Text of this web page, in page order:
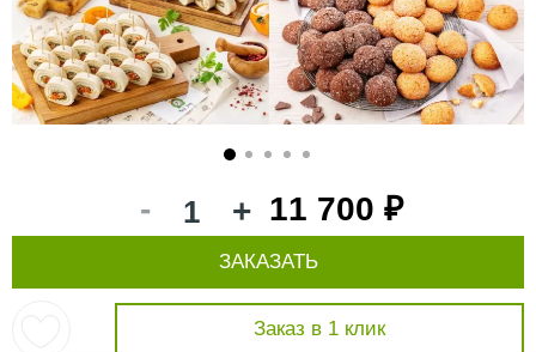
- + 11 700 ₽
Заказ в 1 клик
ЗАКАЗАТЬ